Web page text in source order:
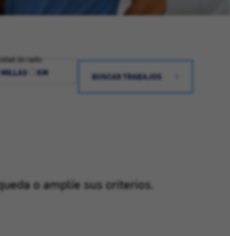
de radio
MILLAS
KM BUSCAR TRABAJOS
o amplíe sus criterios.